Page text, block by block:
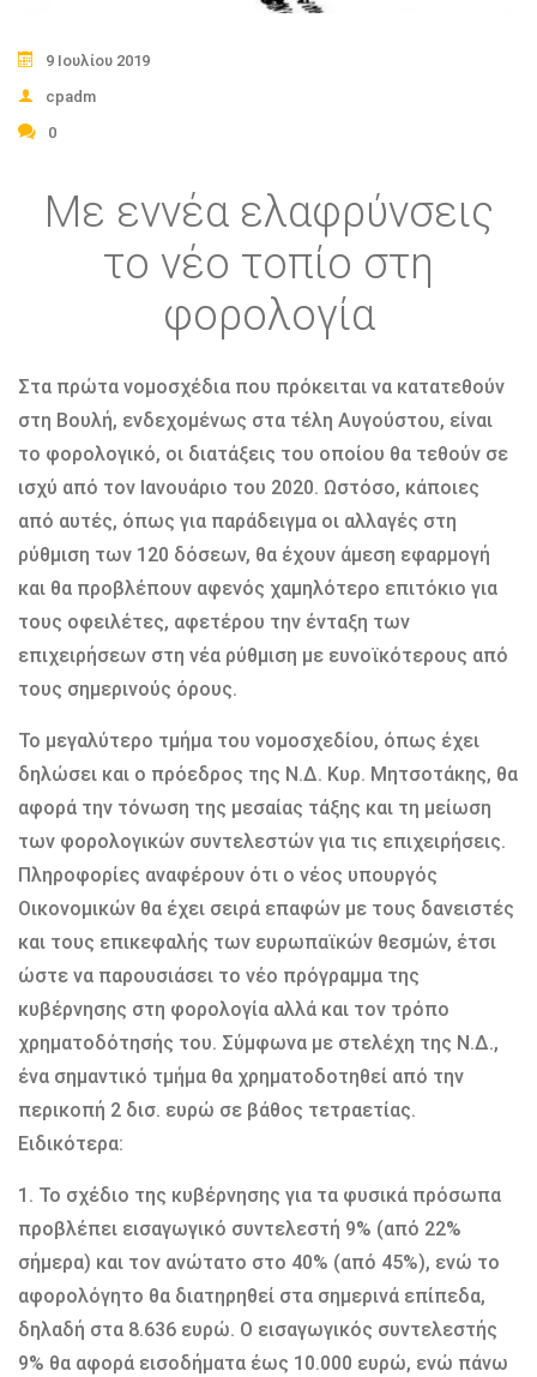
9 Ιουλίου 2019
cpadm
0
Με εννέα ελαφρύνσεις
το νέο τοπίο στη
φορολογία
Στα πρώτα νομοσχέδια που πρόκειται να κατατεθούν
στη Βουλή, ενδεχομένως στα τέλη Αυγούστου, είναι
το φορολογικό, οι διατάξεις του οποίου θα τεθούν σε
ισχύ από τον Ιανουάριο του 2020. Ωστόσο, κάποιες
από αυτές, όπως για παράδειγμα οι αλλαγές στη
ρύθμιση των 120 δόσεων, θα έχουν άμεση εφαρμογή
και θα προβλέπουν αφενός χαμηλότερο επιτόκιο για
τους οφειλέτες, αφετέρου την ένταξη των
επιχειρήσεων στη νέα ρύθμιση με ευνοϊκότερους από
τους σημερινούς όρους.
Το μεγαλύτερο τμήμα του νομοσχεδίου, όπως έχει
δηλώσει και ο πρόεδρος της Ν.Δ. Κυρ. Μητσοτάκης, θα
αφορά την τόνωση της μεσαίας τάξης και τη μείωση
των φορολογικών συντελεστών για τις επιχειρήσεις.
Πληροφορίες αναφέρουν ότι ο νέος υπουργός
Οικονομικών θα έχει σειρά επαφών με τους δανειστές
και τους επικεφαλής των ευρωπαϊκών θεσμών, έτσι
ώστε να παρουσιάσει το νέο πρόγραμμα της
κυβέρνησης στη φορολογία αλλά και τον τρόπο
χρηματοδότησής του. Σύμφωνα με στελέχη της Ν.Δ.,
ένα σημαντικό τμήμα θα χρηματοδοτηθεί από την
περικοπή 2 δισ. ευρώ σε βάθος τετραετίας.
Ειδικότερα:
1. Το σχέδιο της κυβέρνησης για τα φυσικά πρόσωπα
προβλέπει εισαγωγικό συντελεστή 9% (από 22%
σήμερα) και τον ανώτατο στο 40% (από 45%), ενώ το
αφορολόγητο θα διατηρηθεί στα σημερινά επίπεδα,
δηλαδή στα 8.636 ευρώ. Ο εισαγωγικός συντελεστής
9% θα αφορά εισοδήματα έως 10.000 ευρώ, ενώ πάνω